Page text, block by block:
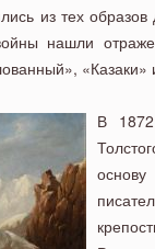
из тех
нашли
В